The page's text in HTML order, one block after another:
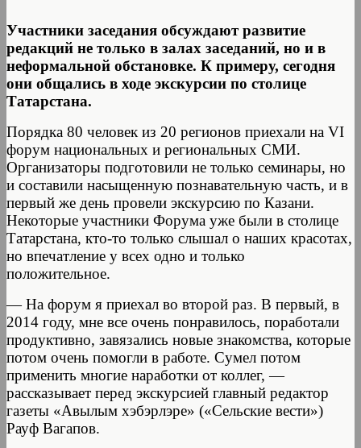
Участники заседания обсуждают развитие
редакций не только в залах заседаний, но и в
неформальной обстановке. К примеру, сегодня
они общались в ходе экскурсии по столице
Татарстана.
Порядка 80 человек из 20 регионов приехали на VI
форум национальных и региональных СМИ.
Организаторы подготовили не только семинары, но
и составили насыщенную познавательную часть, и в
первый же день провели экскурсию по Казани.
Некоторые участники Форума уже были в столице
Татарстана, кто-то только слышал о наших красотах,
но впечатление у всех одно и только
положительное.
— На форум я приехал во второй раз. В первый, в
2014 году, мне все очень понравилось, поработали
продуктивно, завязались новые знакомства, которые
потом очень помогли в работе. Сумел потом
применить многие наработки от коллег, —
рассказывает перед экскурсией главный редактор
газеты «Авылым хэбэрлэре» («Сельские вести»)
Рауф Вагапов.